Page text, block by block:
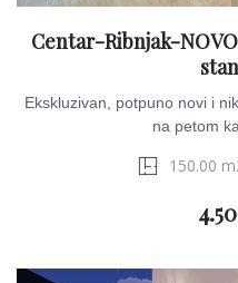
Centar-Ribnjak-
Ekskluzivan, potpuno novi i
na petom
150.00